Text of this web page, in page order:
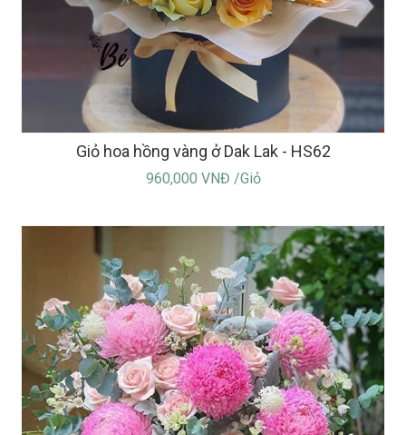
Giỏ hoa hồng vàng ở Dak Lak - HS62
960,000 VNĐ /Giỏ